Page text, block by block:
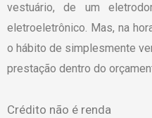
vestuário, de um
eletroeletrônico. Mas, na
o hábito de simplesmente
prestação dentro do
Crédito não é renda